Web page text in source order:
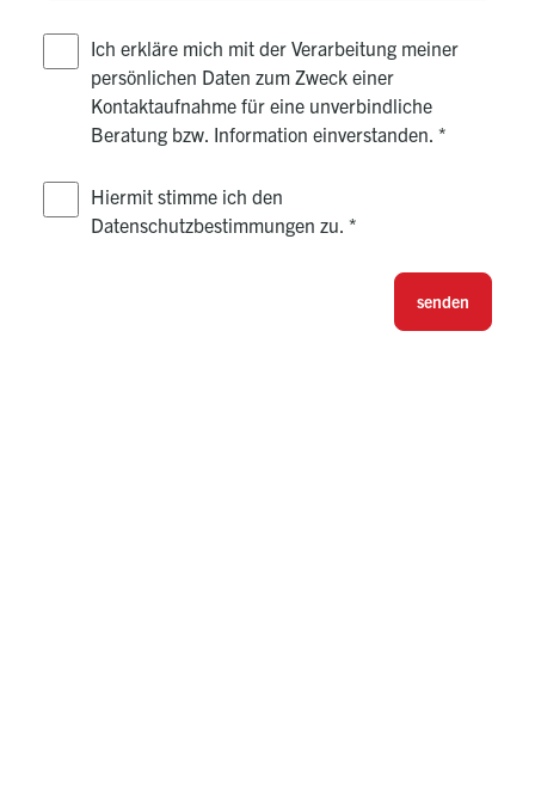
Ich erkläre mich mit der Verarbeitung meiner
persönlichen Daten zum Zweck einer
Kontaktaufnahme für eine unverbindliche
Beratung bzw. Information einverstanden. *
Hiermit stimme ich den
Datenschutzbestimmungen zu. *
senden